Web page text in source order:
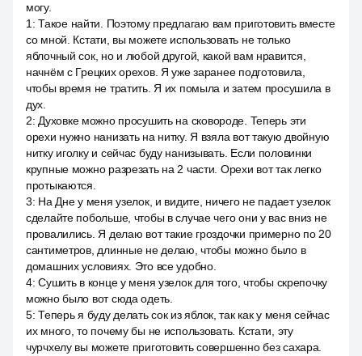
могу.
1 :Такое найти. Поэтому предлагаю вам приготовить вместе
со мной. Кстати, вы можете использовать не только
яблочный сок, но и любой другой, какой вам нравится,
начнём с Грецких орехов. Я уже заранее подготовила,
чтобы время не тратить. Я их помыла и затем просушила в
дух.
2: Духовке можно просушить на сковороде. Теперь эти
орехи нужно нанизать на нитку. Я взяла вот такую двойную
нитку иголку и сейчас буду нанизывать. Если половинки
крупные можно разрезать на 2 части. Орехи вот так легко
протыкаются.
3: На Дне у меня узелок, и видите, ничего не падает узелок
сделайте побольше, чтобы в случае чего они у вас вниз не
провалились. Я делаю вот такие гроздочки примерно по 20
сантиметров, длинные не делаю, чтобы можно было в
домашних условиях. Это все удобно.
4:Сушить в конце у меня узелок для того, чтобы скрепочку
можно было вот сюда одеть.
5:Теперь я буду делать сок из яблок, так как у меня сейчас
их много, то почему бы не использовать. Кстати, эту
чурчхелу вы можете приготовить совершенно без сахара.